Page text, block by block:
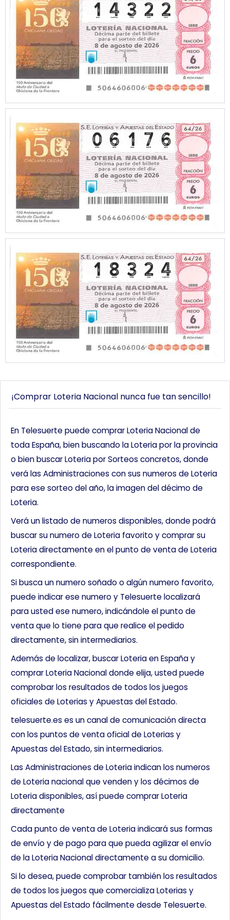
¡Comprar Loteria Nacional nunca fue tan sencillo!
En Telesuerte puede comprar Loteria Nacional de
toda España, bien buscando la Loteria por la provincia
o bien buscar Loteria por Sorteos concretos, donde
verá las Administraciones con sus numeros de Loteria
para ese sorteo del año, la imagen del décimo de
Loteria.
Verá un listado de numeros disponibles, donde podrá
buscar su numero de Loteria favorito y comprar su
Loteria directamente en el punto de venta de Loteria
correspondiente.
Si busca un numero soñado o algún numero favorito,
puede indicar ese numero y Telesuerte localizará
para usted ese numero, indicándole el punto de
venta que lo tiene para que realice el pedido
directamente, sin intermediarios.
Además de localizar, buscar Loteria en España y
comprar Loteria Nacional donde elija, usted puede
comprobar los resultados de todos los juegos
oficiales de Loterias y Apuestas del Estado.
telesuerte.es es un canal de comunicación directa
con los puntos de venta oficial de Loterias y
Apuestas del Estado, sin intermediarios.
Las Administraciones de Loteria indican los numeros
de Loteria nacional que venden y los décimos de
Loteria disponibles, así puede comprar Loteria
directamente
Cada punto de venta de Loteria indicará sus formas
de envío y de pago para que pueda agilizar el envío
de la Loteria Nacional directamente a su domicilio.
Si lo desea, puede comprobar también los resultados
de todos los juegos que comercializa Loterias y
Apuestas del Estado fácilmente desde Telesuerte.